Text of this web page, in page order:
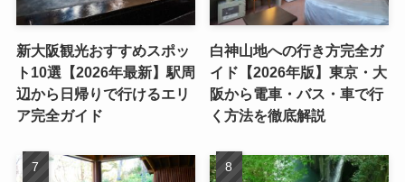
新大阪観光おすすめスポッ
ト10選【2026年最新】駅周
辺から日帰りで行けるエリ
ア完全ガイド
白神山地への行き方完全ガ
イド【2026年版】東京・大
阪から電車・バス・車で行
く方法を徹底解説